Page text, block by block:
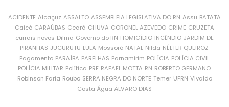
ACIDENTE Alcaçuz ASSALTO ASSEMBLEIA LEGISLATIVA DO RN Assu BATATA
Caicó CARAÚBAS Ceará CHUVA CORONEL AZEVEDO CRIME CRUZETA
currais novos Dilma Governo do RN HOMICÍDIO INCÊNDIO JARDIM DE
PIRANHAS JUCURUTU LULA Mossoró NATAL Nilda NÉLTER QUEIROZ
Pagamento PARAÍBA PARELHAS Parnamirim POLÍCIA POLÍCIA CIVIL
POLÍCIA MILITAR Política PRF RAFAEL MOTTA RN ROBERTO GERMANO
Robinson Faria Roubo SERRA NEGRA DO NORTE Temer UFRN Vivaldo
Costa Água ÁLVARO DIAS